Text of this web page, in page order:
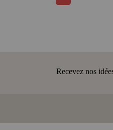
Recevez nos